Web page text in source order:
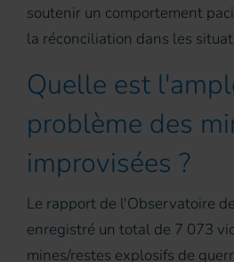
soutenir un comportement
la réconciliation dans les
Quelle est
problème des
improvisées ?
Le rapport de l'Observatoire
enregistré un total de 7 073
mines/restes explosifs de